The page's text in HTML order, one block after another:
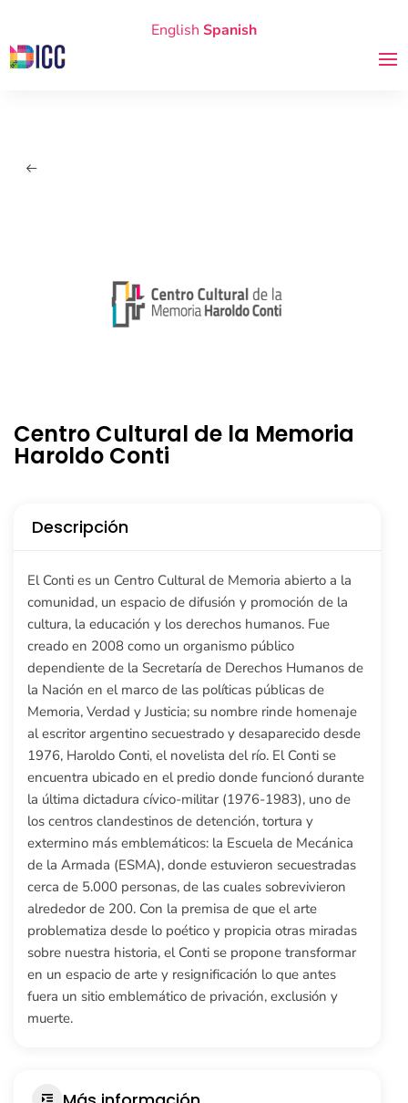
English Spanish
Centro Cultural de la Memoria
Haroldo Conti
Descripción
El Conti es un Centro Cultural de Memoria abierto a la
comunidad, un espacio de difusión y promoción de la
cultura, la educación y los derechos humanos. Fue
creado en 2008 como un organismo público
dependiente de la Secretaría de Derechos Humanos de
la Nación en el marco de las políticas públicas de
Memoria, Verdad y Justicia; su nombre rinde homenaje
al escritor argentino secuestrado y desaparecido desde
1976, Haroldo Conti, el novelista del río. El Conti se
encuentra ubicado en el predio donde funcionó durante
la última dictadura cívico-militar (1976-1983), uno de
los centros clandestinos de detención, tortura y
extermino más emblemáticos: la Escuela de Mecánica
de la Armada (ESMA), donde estuvieron secuestradas
cerca de 5.000 personas, de las cuales sobrevivieron
alrededor de 200. Con la premisa de que el arte
problematiza desde lo poético y propicia otras miradas
sobre nuestra historia, el Conti se propone transformar
en un espacio de arte y resignificación lo que antes
fuera un sitio emblemático de privación, exclusión y
muerte.